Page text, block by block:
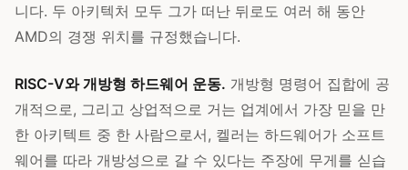
니다. 두 아키텍처 모두 그가 떠난 뒤로도 여러 해 동안
AMD의 경쟁 위치를 규정했습니다.
RISC-V와 개방형 하드웨어 운동. 개방형 명령어 집합에 공
개적으로, 그리고 상업적으로 거는 업계에서 가장 믿을 만
한 아키텍트 중 한 사람으로서, 켈러는 하드웨어가 소프트
웨어를 따라 개방성으로 갈 수 있다는 주장에 무게를 싣습